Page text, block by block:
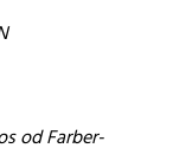
od Farber-